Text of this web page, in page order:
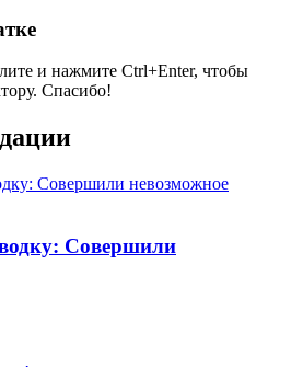
и нажмите Ctrl+Enter, чтобы
Спасибо!
Совершили